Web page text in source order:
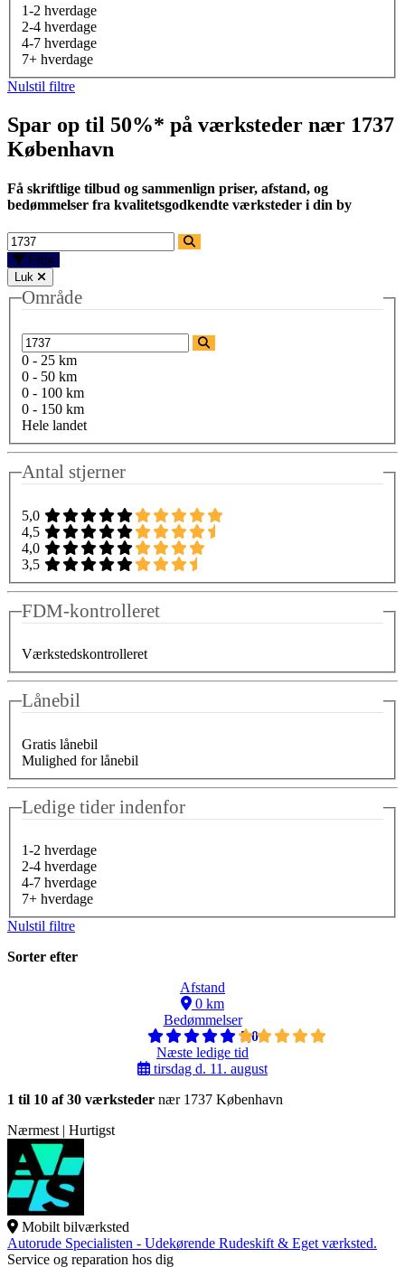
1-2 hverdage
2-4 hverdage
4-7 hverdage
7+ hverdage
Nulstil filtre
Spar op til 50%* på værksteder nær 1737
København
Få skriftlige tilbud og sammenlign priser, afstand, og
bedømmelser fra kvalitetsgodkendte værksteder i din by
Filtre
Luk
Område
0 - 25 km
0 - 50 km
0 - 100 km
0 - 150 km
Hele landet
Antal stjerner
5,0
4,5
4,0
3,5
FDM-kontrolleret
Værkstedskontrolleret
Lånebil
Gratis lånebil
Mulighed for lånebil
Ledige tider indenfor
1-2 hverdage
2-4 hverdage
4-7 hverdage
7+ hverdage
Nulstil filtre
Sorter efter
Afstand
0 km
Bedømmelser
5,0
Næste ledige tid
tirsdag d. 11. august
1 til 10 af 30 værksteder nær 1737 København
Nærmest | Hurtigst
Mobilt bilværksted
Autorude Specialisten - Udekørende Rudeskift & Eget værksted.
Service og reparation hos dig